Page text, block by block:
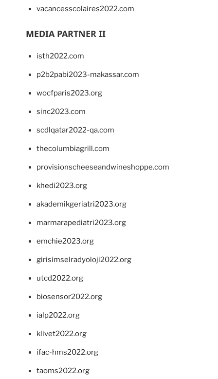
vacancesscolaires2022.com
MEDIA PARTNER II
isth2022.com
p2b2pabi2023-makassar.com
wocfparis2023.org
sinc2023.com
scdlqatar2022-qa.com
thecolumbiagrill.com
provisionscheeseandwineshoppe.com
khedi2023.org
akademikgeriatri2023.org
marmarapediatri2023.org
emchie2023.org
girisimselradyoloji2022.org
utcd2022.org
biosensor2022.org
ialp2022.org
klivet2022.org
ifac-hms2022.org
taoms2022.org